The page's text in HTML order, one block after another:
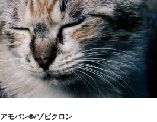
アモバン®/ゾピクロン